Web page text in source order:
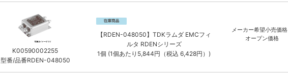
K00590002255
型番/品番RDEN-048050
【RDEN-048050】TDKラムダ EMCフィ
ルタ RDENシリーズ
1個 (1個あたり5,844円（税込 6,428円）)
メーカー希望小売価格
オープン価格